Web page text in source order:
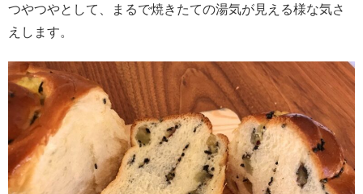
つやつやとして、まるで焼きたての湯気が見える様な気さ
えします。